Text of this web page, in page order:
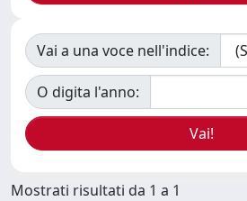
Vai a una voce nell'indice:
O digita l'anno:
Mostrati risultati da 1 a 1